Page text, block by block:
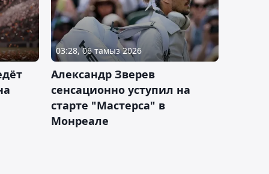
03:28, 06 тамыз 2026
Александр Зверев
сенсационно уступил на
старте "Мастерса" в
Монреале